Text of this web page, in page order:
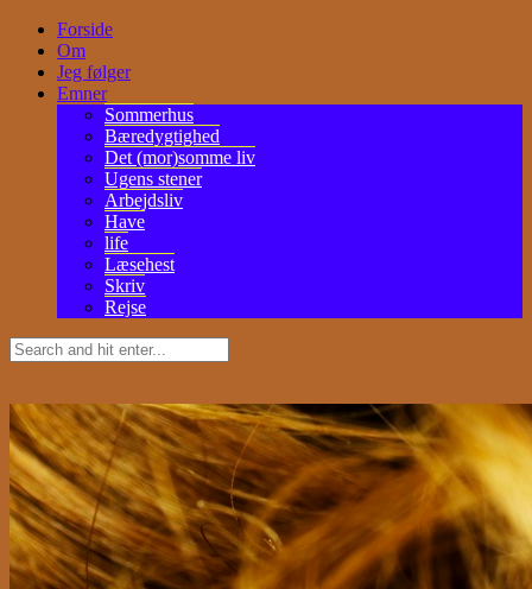
Forside
Om
Jeg følger
Emner
Sommerhus
Bæredygtighed
Det (mor)somme liv
Ugens stener
Arbejdsliv
Have
life
Læsehest
Skriv
Rejse